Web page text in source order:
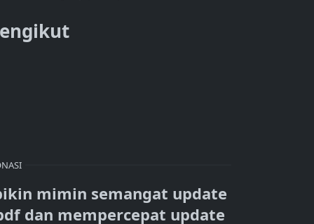
mimin semangat update
dan mempercepat update